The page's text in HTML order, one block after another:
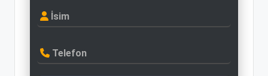
İsim
Telefon